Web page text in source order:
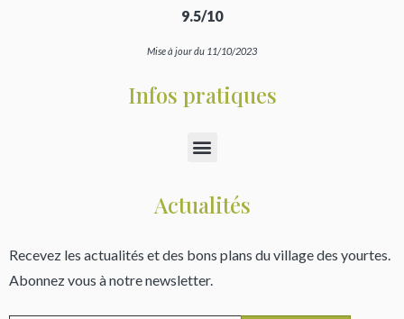
9.5/10
Mise à jour du 11/10/2023
Infos pratiques
Actualités
Recevez les actualités et des bons plans du village des yourtes.
Abonnez vous à notre newsletter.